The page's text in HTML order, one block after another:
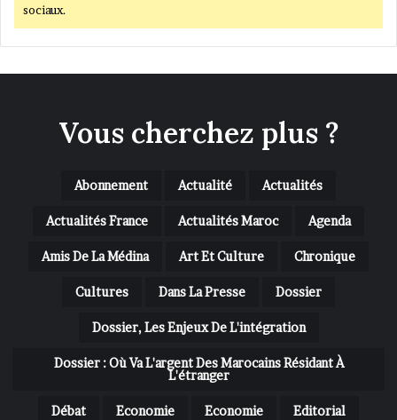
sociaux.
Vous cherchez plus ?
Abonnement Actualité Actualités
Actualités France Actualités Maroc Agenda
Amis De La Médina Art Et Culture Chronique
Cultures Dans La Presse Dossier
Dossier, Les Enjeux De L'intégration
Dossier : Où Va L'argent Des Marocains Résidant À
L'étranger
Débat Economie Economie Editorial